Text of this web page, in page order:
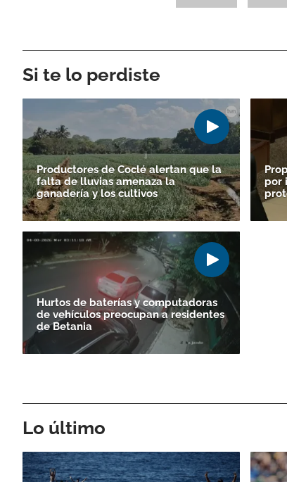
Si te lo perdiste
Productores de Coclé alertan que la
falta de lluvias amenaza la
ganadería y los cultivos
por
Hurtos de baterías y computadoras
de vehículos preocupan a residentes
de Betania
Lo último